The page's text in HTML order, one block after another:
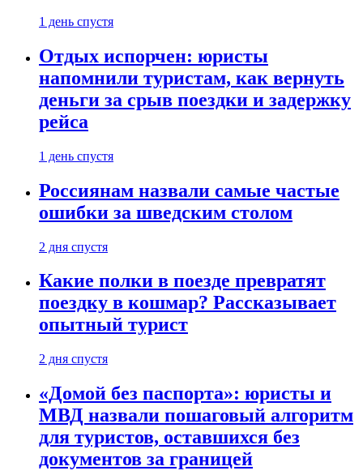
1 день спустя
Отдых испорчен: юристы
напомнили туристам, как вернуть
деньги за срыв поездки и задержку
рейса
1 день спустя
Россиянам назвали самые частые
ошибки за шведским столом
2 дня спустя
Какие полки в поезде превратят
поездку в кошмар? Рассказывает
опытный турист
2 дня спустя
«Домой без паспорта»: юристы и
МВД назвали пошаговый алгоритм
для туристов, оставшихся без
документов за границей